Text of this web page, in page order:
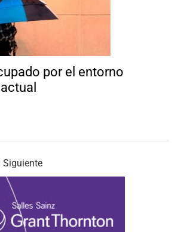
por el entorno
Siguiente